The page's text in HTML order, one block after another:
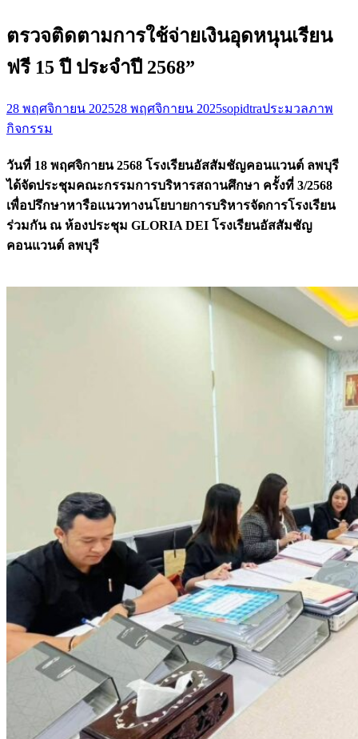
ตรวจติดตามการใช้จ่ายเงินอุดหนุนเรียน
ฟรี 15 ปี ประจำปี 2568”
28 พฤศจิกายน 202528 พฤศจิกายน 2025sopidtraประมวลภาพ
กิจกรรม
วันที่ 18 พฤศจิกายน 2568 โรงเรียนอัสสัมชัญคอนแวนต์ ลพบุรี
ได้จัดประชุมคณะกรรมการบริหารสถานศึกษา ครั้งที่ 3/2568
เพื่อปรึกษาหารือแนวทางนโยบายการบริหารจัดการโรงเรียน
ร่วมกัน ณ ห้องประชุม GLORIA DEI โรงเรียนอัสสัมชัญ
คอนแวนต์ ลพบุรี